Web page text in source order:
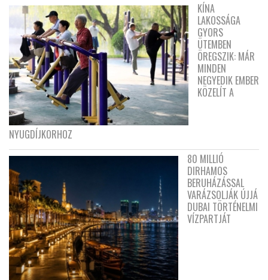
KÍNA
LAKOSSÁGA
GYORS
ÜTEMBEN
ÖREGSZIK: MÁR
MINDEN
NEGYEDIK EMBER
KÖZELÍT A
NYUGDÍJKORHOZ
80 MILLIÓ
DIRHAMOS
BERUHÁZÁSSAL
VARÁZSOLJÁK ÚJJÁ
DUBAI TÖRTÉNELMI
VÍZPARTJÁT